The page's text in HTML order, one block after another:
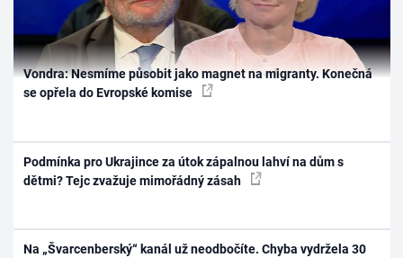
Vondra: Nesmíme působit jako magnet na migranty. Konečná
se opřela do Evropské komise
Podmínka pro Ukrajince za útok zápalnou lahví na dům s
dětmi? Tejc zvažuje mimořádný zásah
Na „Švarcenberský“ kanál už neodbočíte. Chyba vydržela 30